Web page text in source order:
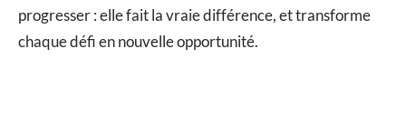
progresser : elle fait la vraie différence, et transforme
chaque défi en nouvelle opportunité.